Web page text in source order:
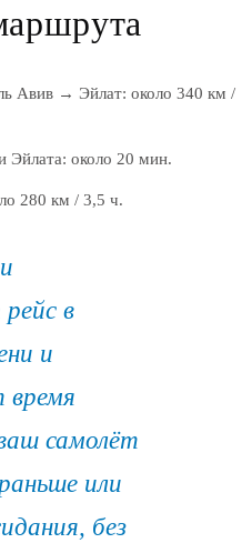
Авив → Эйлат: около 340 км /
около 20 мин.
280 км / 3,5 ч.
в
и
время
самолёт
или
без